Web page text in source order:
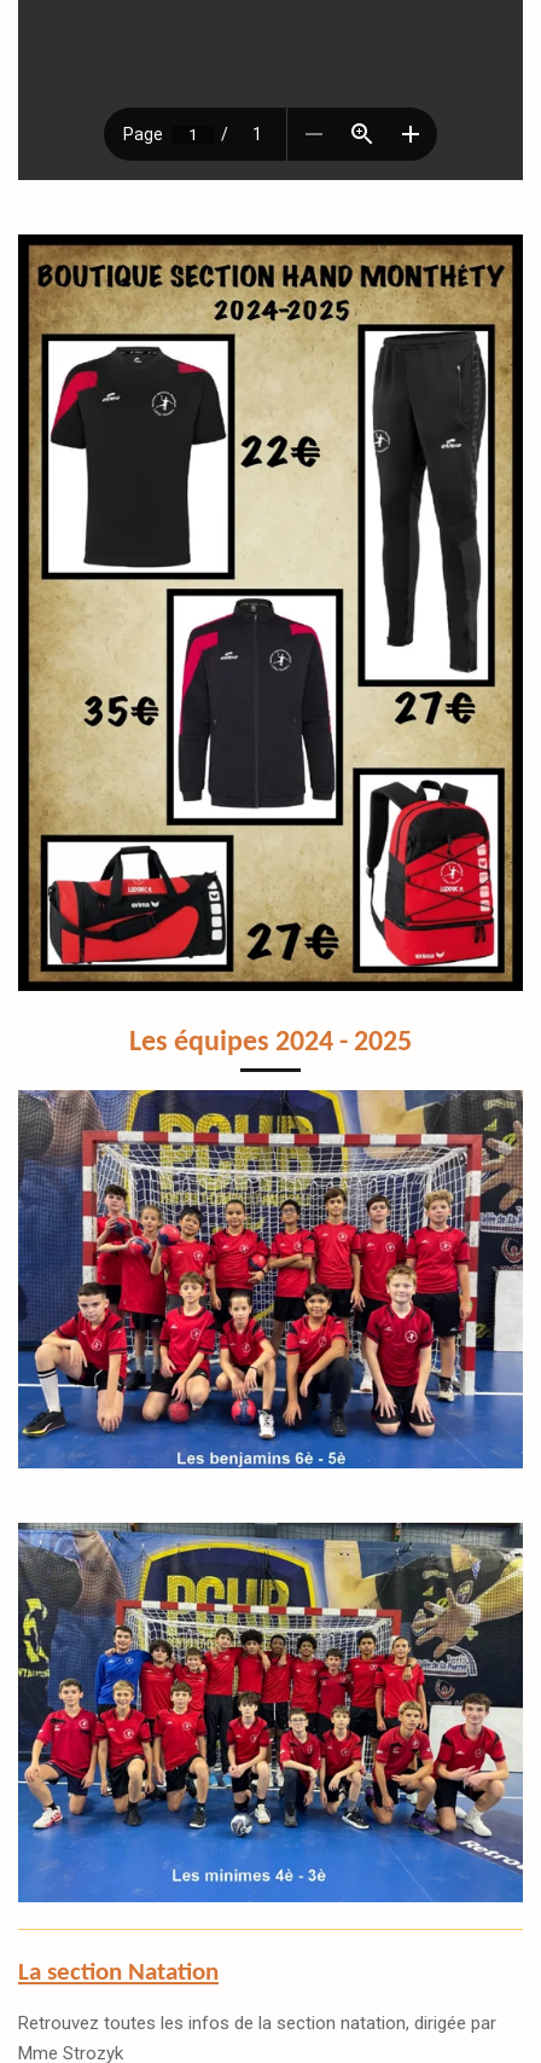
Les équipes 2024 - 2025
La section Natation
Retrouvez toutes les infos de la section natation, dirigée par
Mme Strozyk